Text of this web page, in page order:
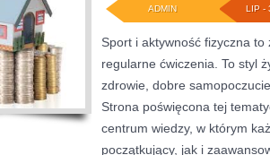
LIP -
ADMIN
Sport i aktywność fizyczna
regularne ćwiczenia. To styl
zdrowie, dobre
Strona poświęcona tej
centrum wiedzy, w którym
początkujący, jak i